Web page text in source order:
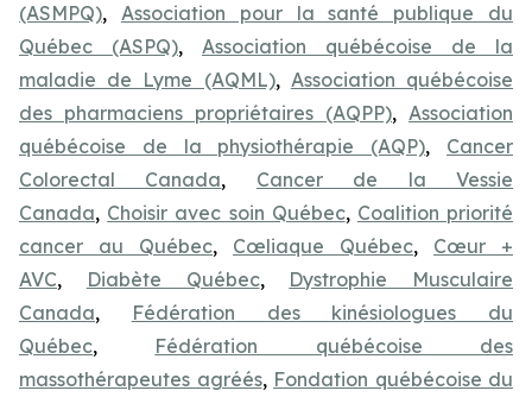
(ASMPQ), Association pour la santé publique du
Québec (ASPQ), Association québécoise de la
maladie de Lyme (AQML), Association québécoise
des pharmaciens propriétaires (AQPP), Association
québécoise de la physiothérapie (AQP), Cancer
Colorectal Canada, Cancer de la Vessie
Canada, Choisir avec soin Québec, Coalition priorité
cancer au Québec, Cœliaque Québec, Cœur +
AVC, Diabète Québec, Dystrophie Musculaire
Canada,
Fédération des kinésiologues du
Québec, Fédération québécoise des
massothérapeutes agréés, Fondation québécoise du